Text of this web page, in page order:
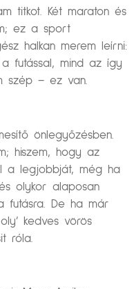
titkot. Két maraton és
ez a sport
halkan merem leírni:
futással, mind az így
szép – ez van.
önlegyőzésben.
hiszem, hogy az
a legjobbját, még ha
olykor alaposan
futásra. De ha már
kedves vörös
róla.